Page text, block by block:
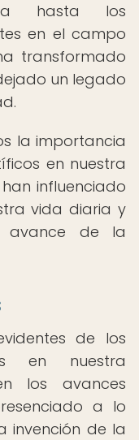
hasta los
en el campo
transformado
un legado
la importancia
en nuestra
influenciado
vida diaria y
avance de la
de los
en nuestra
los avances
a lo
invención de la